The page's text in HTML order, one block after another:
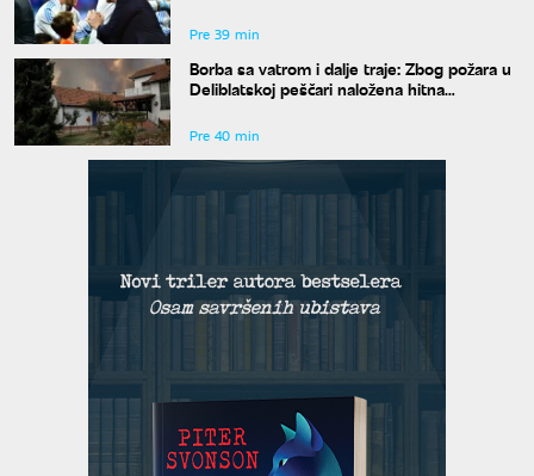
Pre 39 min
Borba sa vatrom i dalje traje: Zbog požara u
Deliblatskoj peščari naložena hitna
Pre 40 min